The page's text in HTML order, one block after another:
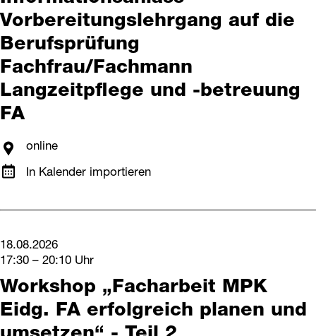
Vorbereitungslehrgang auf die
Berufsprüfung
Fachfrau/Fachmann
Langzeitpflege und -betreuung
FA
online
In Kalender importieren
18.08.2026
17:30 – 20:10 Uhr
Workshop „Facharbeit MPK
Eidg. FA erfolgreich planen und